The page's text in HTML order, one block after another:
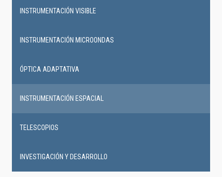
INSTRUMENTACIÓN VISIBLE
INSTRUMENTACIÓN MICROONDAS
ÓPTICA ADAPTATIVA
INSTRUMENTACIÓN ESPACIAL
TELESCOPIOS
INVESTIGACIÓN Y DESARROLLO